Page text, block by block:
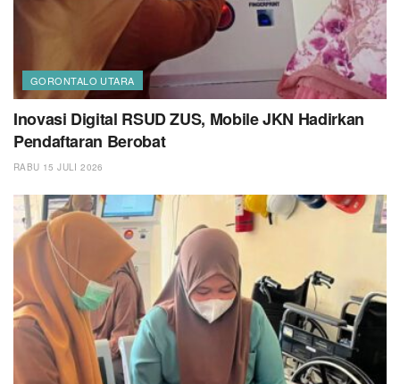
GORONTALO UTARA
Inovasi Digital RSUD ZUS, Mobile JKN Hadirkan
Pendaftaran Berobat
RABU 15 JULI 2026